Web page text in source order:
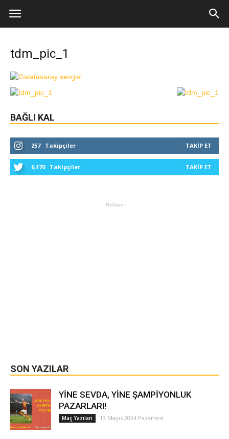
tdm_pic_1
BAĞLI KAL
257 Takipçiler TAKIP ET
6,170 Takipçiler TAKIP ET
- Reklam -
SON YAZILAR
YİNE SEVDA, YİNE ŞAMPİYONLUK
PAZARLARI!
Maç Yazıları 13 Mayıs 2024 Pazartesi